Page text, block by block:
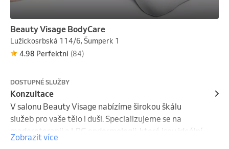
Beauty Visage BodyCare
Lužickosrbská 114/6, Šumperk 1
4.98 Perfektní (84)
DOSTUPNÉ SLUŽBY
Konzultace
V salonu Beauty Visage nabízíme širokou škálu
služeb pro vaše tělo i duši. Specializujeme se na
maderoterapii a LPG endermologii, které jsou ideální
pro formování postavy, zpevnění pokožky a redukci
Zobrazit více